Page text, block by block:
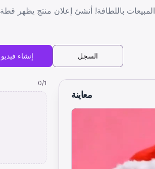
إنشاء فيديو السجل
0/1
معاينة